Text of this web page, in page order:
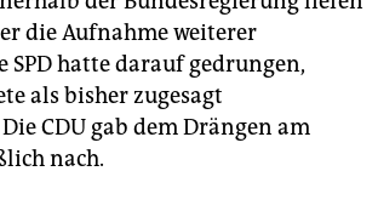
die Aufnahme weiterer
SPD hatte darauf gedrungen,
als bisher zugesagt
CDU gab dem Drängen am
nach.